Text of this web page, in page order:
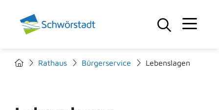
Rathaus Bürgerservice Lebenslagen